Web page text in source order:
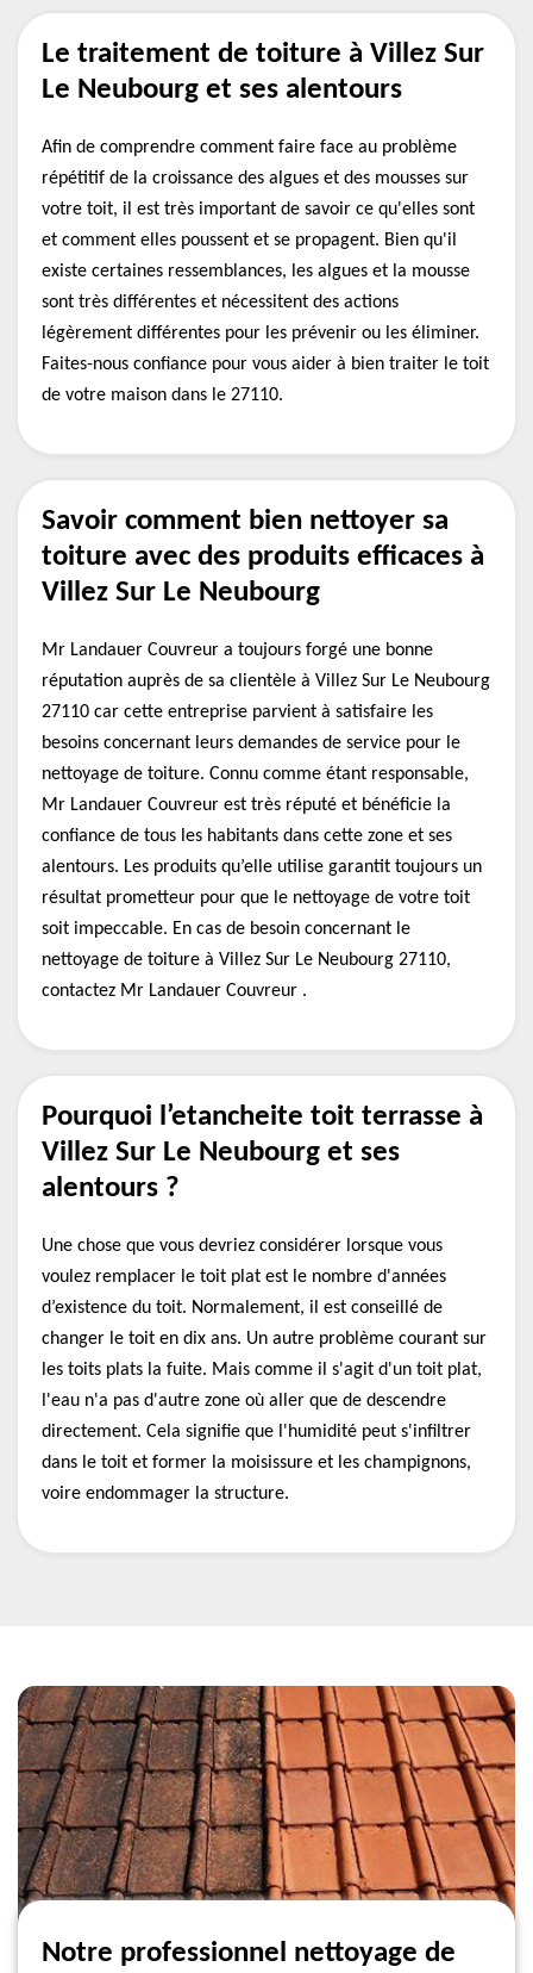
Le traitement de toiture à Villez Sur
Le Neubourg et ses alentours
Afin de comprendre comment faire face au problème
répétitif de la croissance des algues et des mousses sur
votre toit, il est très important de savoir ce qu'elles sont
et comment elles poussent et se propagent. Bien qu'il
existe certaines ressemblances, les algues et la mousse
sont très différentes et nécessitent des actions
légèrement différentes pour les prévenir ou les éliminer.
Faites-nous confiance pour vous aider à bien traiter le toit
de votre maison dans le 27110.
Savoir comment bien nettoyer sa
toiture avec des produits efficaces à
Villez Sur Le Neubourg
Mr Landauer Couvreur a toujours forgé une bonne
réputation auprès de sa clientèle à Villez Sur Le Neubourg
27110 car cette entreprise parvient à satisfaire les
besoins concernant leurs demandes de service pour le
nettoyage de toiture. Connu comme étant responsable,
Mr Landauer Couvreur est très réputé et bénéficie la
confiance de tous les habitants dans cette zone et ses
alentours. Les produits qu’elle utilise garantit toujours un
résultat prometteur pour que le nettoyage de votre toit
soit impeccable. En cas de besoin concernant le
nettoyage de toiture à Villez Sur Le Neubourg 27110,
contactez Mr Landauer Couvreur .
Pourquoi l’etancheite toit terrasse à
Villez Sur Le Neubourg et ses
alentours ?
Une chose que vous devriez considérer lorsque vous
voulez remplacer le toit plat est le nombre d'années
d’existence du toit. Normalement, il est conseillé de
changer le toit en dix ans. Un autre problème courant sur
les toits plats la fuite. Mais comme il s'agit d'un toit plat,
l'eau n'a pas d'autre zone où aller que de descendre
directement. Cela signifie que l'humidité peut s'infiltrer
dans le toit et former la moisissure et les champignons,
voire endommager la structure.
Notre professionnel nettoyage de